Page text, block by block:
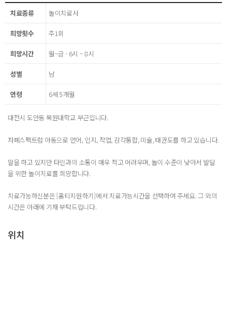
치료종류 놀이치료사
희망횟수 주1회
희망시간 월~금 - 6시 ~ 8시
성별 남
연령 6세 5개월
대전시 도안동 목원대학교 부근입니다.
자폐스펙트럼 아동으로 언어, 인지, 작업, 감각통합, 미술, 태권도를 하고 있습니다.
말을 하고 있지만 타인과의 소통이 매우 적고 어려우며, 놀이 수준이 낮아서 발달
을 위한 놀이치료를 희망합니다.
치료가능하신분은 [홈티지원하기]에서 치료가능시간을 선택하여 주세요. 그 외의
시간은 아래에 기재 부탁드립니다.
위치